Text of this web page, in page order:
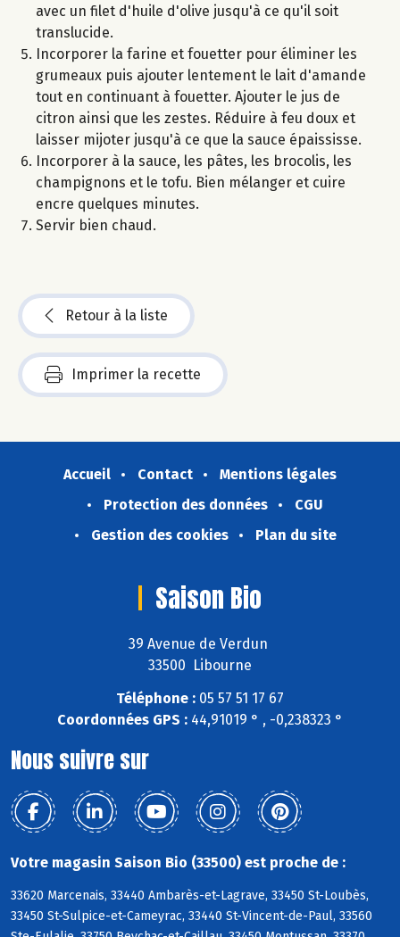
avec un filet d'huile d'olive jusqu'à ce qu'il soit
translucide.
Incorporer la farine et fouetter pour éliminer les
grumeaux puis ajouter lentement le lait d'amande
tout en continuant à fouetter. Ajouter le jus de
citron ainsi que les zestes. Réduire à feu doux et
laisser mijoter jusqu'à ce que la sauce épaississe.
Incorporer à la sauce, les pâtes, les brocolis, les
champignons et le tofu. Bien mélanger et cuire
encre quelques minutes.
Servir bien chaud.
Retour à la liste
Imprimer la recette
Accueil Contact
Mentions légales
Protection des données
CGU
Gestion des cookies
Plan du site
Saison Bio
39 Avenue de Verdun
33500 Libourne
Téléphone : 05 57 51 17 67
Coordonnées GPS : 44,91019 ° , -0,238323 °
Nous suivre sur
Votre magasin Saison Bio (33500) est proche de :
33620 Marcenais, 33440 Ambarès-et-Lagrave, 33450 St-Loubès,
33450 St-Sulpice-et-Cameyrac, 33440 St-Vincent-de-Paul, 33560